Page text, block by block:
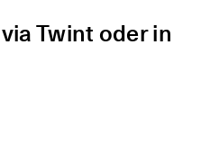
Twint oder in